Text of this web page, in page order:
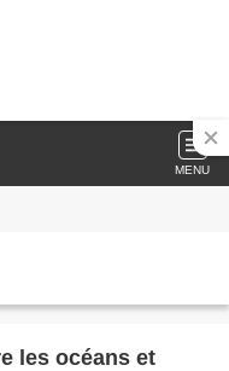
MENU
les océans et